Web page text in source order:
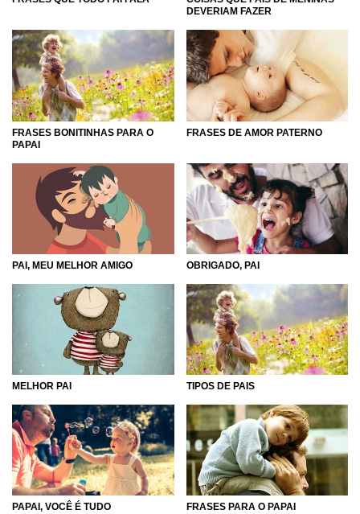
DEVERIAM FAZER
FRASES BONITINHAS PARA O
PAPAI
FRASES DE AMOR PATERNO
PAI, MEU MELHOR AMIGO OBRIGADO, PAI
MELHOR PAI TIPOS DE PAIS
PAPAI, VOCÊ É TUDO FRASES PARA O PAPAI